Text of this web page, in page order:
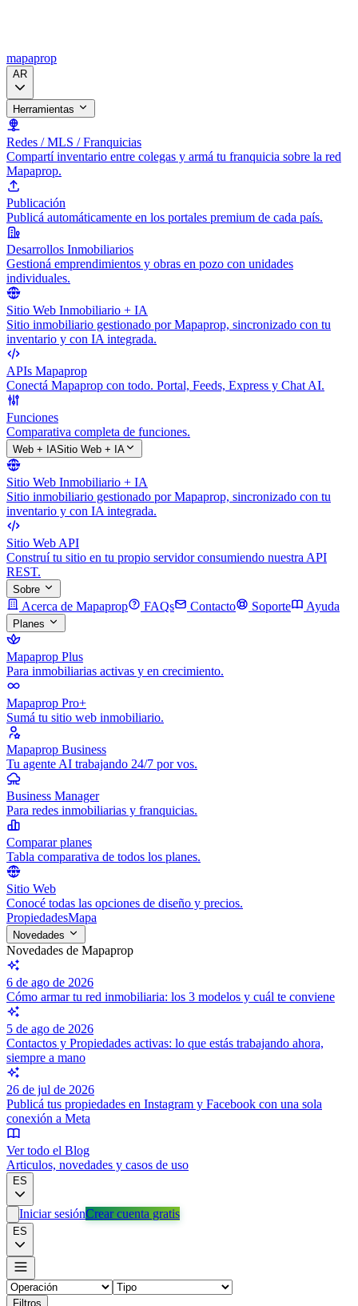
mapaprop
AR
Herramientas
Redes / MLS / Franquicias
Compartí inventario entre colegas y armá tu franquicia sobre la red
Mapaprop.
Publicación
Publicá automáticamente en los portales premium de cada país.
Desarrollos Inmobiliarios
Gestioná emprendimientos y obras en pozo con unidades
individuales.
Sitio Web Inmobiliario + IA
Sitio inmobiliario gestionado por Mapaprop, sincronizado con tu
inventario y con IA integrada.
APIs Mapaprop
Conectá Mapaprop con todo. Portal, Feeds, Express y Chat AI.
Funciones
Comparativa completa de funciones.
Web + IASitio Web + IA
Sitio Web Inmobiliario + IA
Sitio inmobiliario gestionado por Mapaprop, sincronizado con tu
inventario y con IA integrada.
Sitio Web API
Construí tu sitio en tu propio servidor consumiendo nuestra API
REST.
Sobre
Acerca de Mapaprop FAQs Contacto Soporte Ayuda
Planes
Mapaprop Plus
Para inmobiliarias activas y en crecimiento.
Mapaprop Pro+
Sumá tu sitio web inmobiliario.
Mapaprop Business
Tu agente AI trabajando 24/7 por vos.
Business Manager
Para redes inmobiliarias y franquicias.
Comparar planes
Tabla comparativa de todos los planes.
Sitio Web
Conocé todas las opciones de diseño y precios.
PropiedadesMapa
Novedades
Novedades de Mapaprop
6 de ago de 2026
Cómo armar tu red inmobiliaria: los 3 modelos y cuál te conviene
5 de ago de 2026
Contactos y Propiedades activas: lo que estás trabajando ahora,
siempre a mano
26 de jul de 2026
Publicá tus propiedades en Instagram y Facebook con una sola
conexión a Meta
Ver todo el Blog
Articulos, novedades y casos de uso
ES
Iniciar sesiónCrear cuenta gratis
ES
Filtros